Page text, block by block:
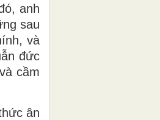
anh
sau
và
đức
cầm
ân